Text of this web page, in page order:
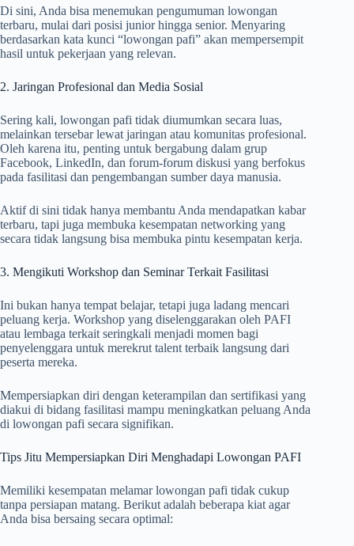
Di sini, Anda bisa menemukan pengumuman lowongan
terbaru, mulai dari posisi junior hingga senior. Menyaring
berdasarkan kata kunci “lowongan pafi” akan mempersempit
hasil untuk pekerjaan yang relevan.
2. Jaringan Profesional dan Media Sosial
Sering kali, lowongan pafi tidak diumumkan secara luas,
melainkan tersebar lewat jaringan atau komunitas profesional.
Oleh karena itu, penting untuk bergabung dalam grup
Facebook, LinkedIn, dan forum-forum diskusi yang berfokus
pada fasilitasi dan pengembangan sumber daya manusia.
Aktif di sini tidak hanya membantu Anda mendapatkan kabar
terbaru, tapi juga membuka kesempatan networking yang
secara tidak langsung bisa membuka pintu kesempatan kerja.
3. Mengikuti Workshop dan Seminar Terkait Fasilitasi
Ini bukan hanya tempat belajar, tetapi juga ladang mencari
peluang kerja. Workshop yang diselenggarakan oleh PAFI
atau lembaga terkait seringkali menjadi momen bagi
penyelenggara untuk merekrut talent terbaik langsung dari
peserta mereka.
Mempersiapkan diri dengan keterampilan dan sertifikasi yang
diakui di bidang fasilitasi mampu meningkatkan peluang Anda
di lowongan pafi secara signifikan.
Tips Jitu Mempersiapkan Diri Menghadapi Lowongan PAFI
Memiliki kesempatan melamar lowongan pafi tidak cukup
tanpa persiapan matang. Berikut adalah beberapa kiat agar
Anda bisa bersaing secara optimal: